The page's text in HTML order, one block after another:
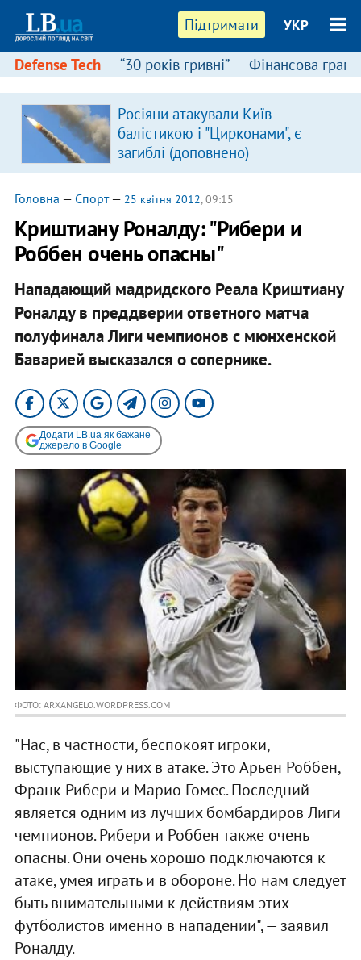
Підтримати УКР
Defense Tech “30 років гривні” Фінансова
Росіяни атакували Київ
балістикою і "Цирконами", є
загиблі (доповнено)
Головна — Спорт— 25 квітня 2012, 09:15
Криштиану Роналду: "Рибери и
Роббен очень опасны"
Нападающий мадридского Реала Криштиану
Роналду в преддверии ответного матча
полуфинала Лиги чемпионов с мюнхенской
Баварией высказался о сопернике.
Додати LB.ua як бажане
джерело в Google
ФОТО: ARXANGELO.WORDPRESS.COM
"Нас, в частности, беспокоят игроки,
выступающие у них в атаке. Это Арьен Роббен,
Франк Рибери и Марио Гомес. Последний
является одним из лучших бомбардиров Лиги
чемпионов. Рибери и Роббен также очень
опасны. Они очень хорошо подключаются к
атаке, умея играть и в обороне. Но нам следует
быть внимательными к действиям этих
футболистов именно в нападении", — заявил
Роналду.